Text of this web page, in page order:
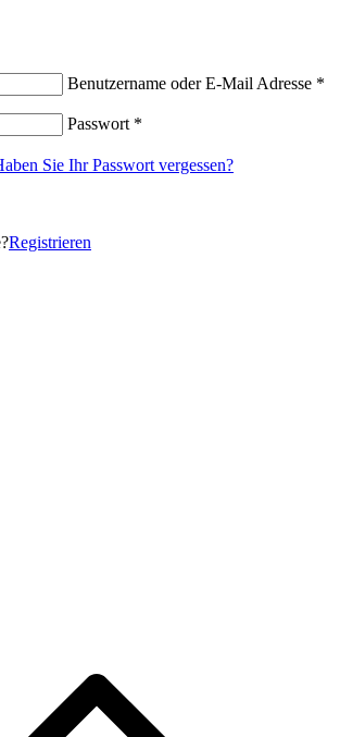
Benutzername oder E-Mail Adresse *
Passwort *
Sie Ihr Passwort vergessen?
Registrieren